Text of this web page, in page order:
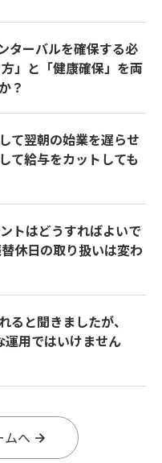
ターバルを確保する必
」と「健康確保」を両
？
て翌朝の始業を遅らせ
て給与をカットしても
トはどうすればよいで
休日の取り扱いは変わ
ると聞きましたが、
運用ではいけません
ムへ